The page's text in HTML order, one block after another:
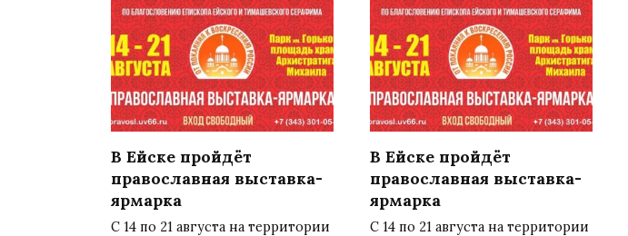
В Ейске пройдёт
православная выставка-
ярмарка
С 14 по 21 августа на территории
В Ейске пройдёт
православная выставка-
ярмарка
С 14 по 21 августа на территории